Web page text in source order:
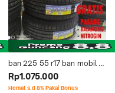
ban 225 55 r17 ban mobil
ring 17 ACCELERA PHI-R
bukan dunlop,brigeston
Rp1.075.000
Hemat s.d 8% Pakai Bonus